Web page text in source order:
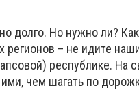
долго. Но нужно ли?
регионов – не идите
республике. На
ими, чем шагать по